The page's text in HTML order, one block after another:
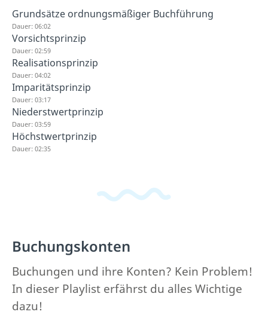
Grundsätze ordnungsmäßiger Buchführung
Dauer: 06:02
Vorsichtsprinzip
Dauer: 02:59
Realisationsprinzip
Dauer: 04:02
Imparitätsprinzip
Dauer: 03:17
Niederstwertprinzip
Dauer: 03:59
Höchstwertprinzip
Dauer: 02:35
Buchungskonten
Buchungen und ihre Konten? Kein Problem!
In dieser Playlist erfährst du alles Wichtige
dazu!